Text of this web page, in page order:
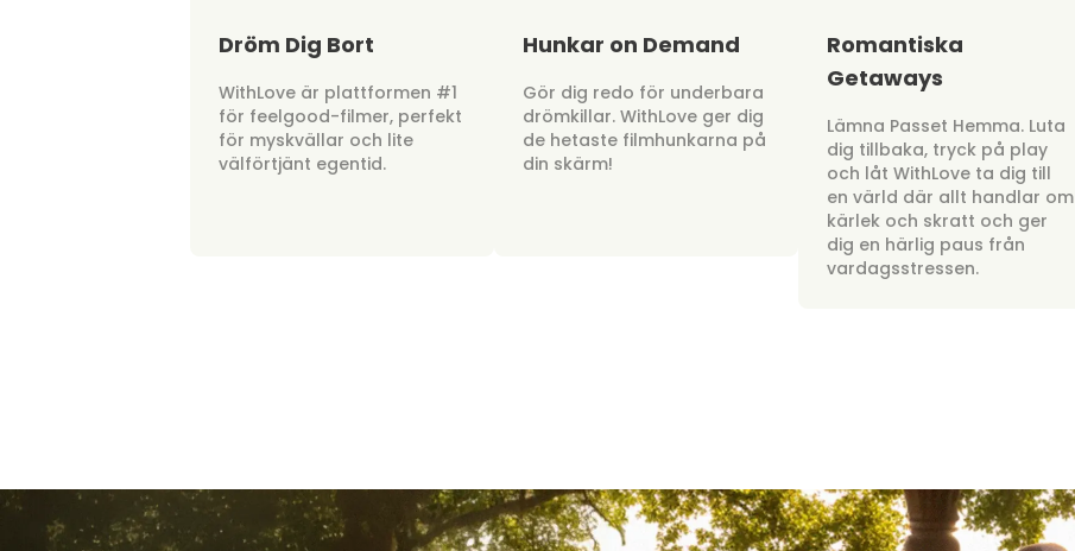
Dröm Dig Bort
WithLove är plattformen #1
för feelgood-filmer, perfekt
för myskvällar och lite
välförtjänt egentid.
Hunkar on Demand
Gör dig redo för underbara
drömkillar. WithLove ger dig
de hetaste filmhunkarna på
din skärm!
Romantiska
Getaways
Lämna Passet Hemma. Luta
dig tillbaka, tryck på play
och låt WithLove ta dig till
en värld där allt handlar om
kärlek och skratt och ger
dig en härlig paus från
vardagsstressen.